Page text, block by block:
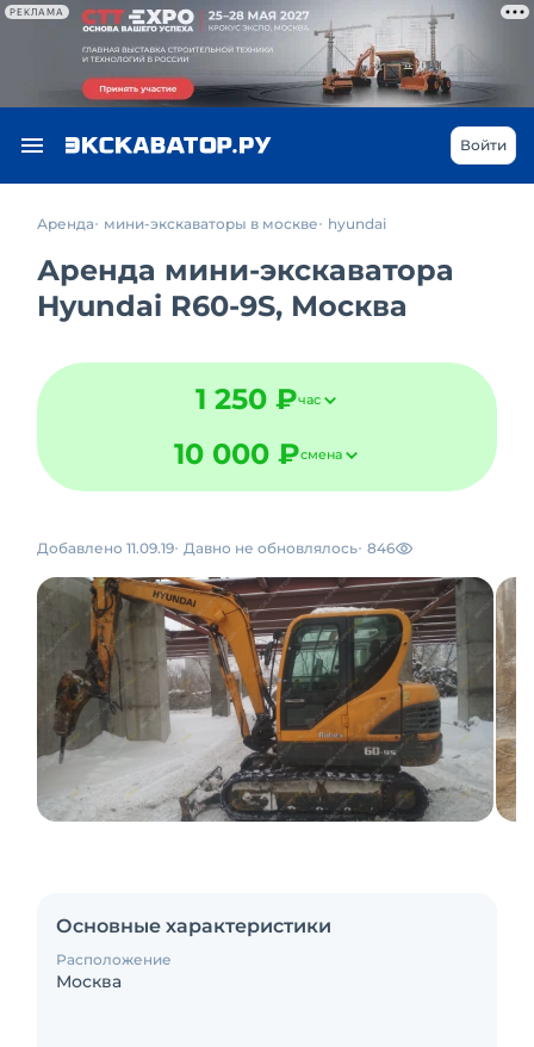
РЕКЛАМА
Войти
Аренда мини-экскаваторы в москве hyundai
Аренда мини-экскаватора
Hyundai R60-9S, Москва
1 250 ₽час
10 000 ₽смена
Добавлено 11.09.19 Давно не обновлялось 846
Основные характеристики
Расположение
Москва